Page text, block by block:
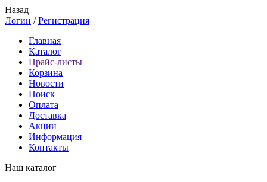
Назад
Логин /Регистрация
Главная
Каталог
Прайс-листы
Корзина
Новости
Поиск
Оплата
Доставка
Акции
Информация
Контакты
Наш каталог